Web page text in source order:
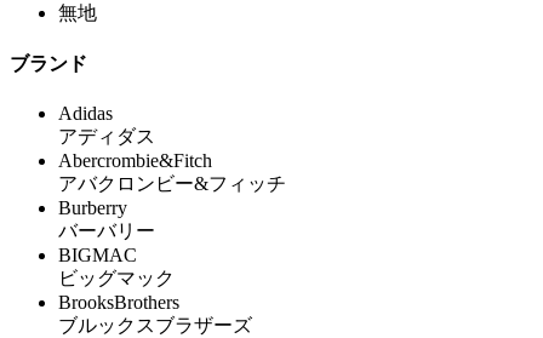
無地
ブランド
Adidas
アディダス
Abercrombie&Fitch
アバクロンビー&フィッチ
Burberry
バーバリー
BIGMAC
ビッグマック
BrooksBrothers
ブルックスブラザーズ